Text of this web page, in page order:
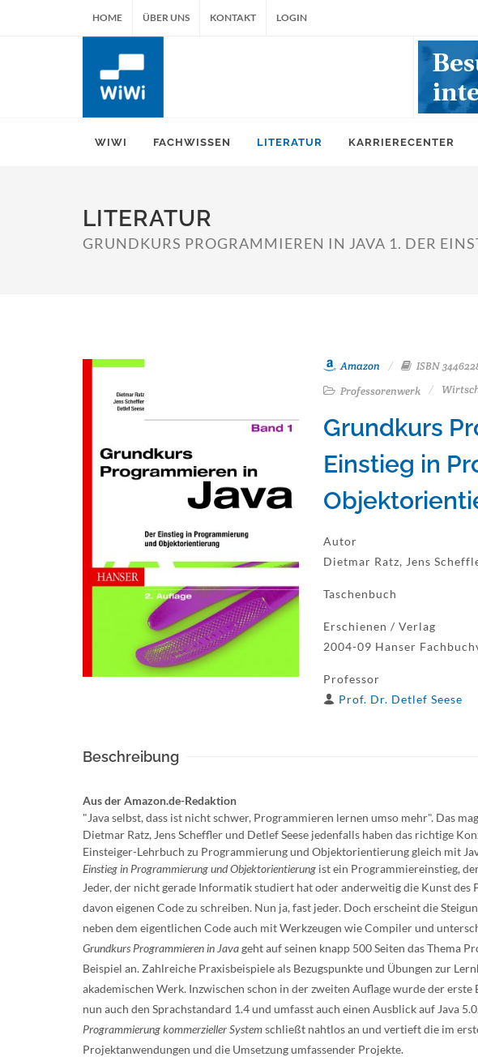
HOME ÜBER UNS KONTAKT LOGIN
WIWI FACHWISSEN LITERATUR KARRIERECENTER
LITERATUR
GRUNDKURS PROGRAMMIEREN IN JAVA 1. DER
Amazon
ISBN
Professorenwerk
Grundkurs
Einstieg in
Autor
Dietmar Ratz, Jens
Taschenbuch
Erschienen / Verlag
2004-09 Hanser
Professor
Prof. Dr. Detlef Seese
Beschreibung
Aus der Amazon.de-Redaktion
"Java selbst, dass ist nicht schwer, Programmieren lernen umso mehr". Das
Dietmar Ratz, Jens Scheffler und Detlef Seese jedenfalls haben das richtige
Einsteiger-Lehrbuch zu Programmierung und Objektorientierung gleich mit
Einstieg in Programmierung und Objektorientierung ist ein Programmiereinstieg,
Jeder, der nicht gerade Informatik studiert hat oder anderweitig die Kunst
davon eigenen Code zu schreiben. Nun ja, fast jeder. Doch erscheint die
neben dem eigentlichen Code auch mit Werkzeugen wie Compiler und
Grundkurs Programmieren in Javageht auf seinen knapp 500 Seiten das Thema
Beispiel an. Zahlreiche Praxisbeispiele als Bezugspunkte und Übungen zur
akademischen Werk. Inzwischen schon in der zweiten Auflage wurde der
nun auch den Sprachstandard 1.4 und umfasst auch einen Ausblick auf Java
Programmierung kommerzieller Systemschließt nahtlos an und vertieft die im
Projektanwendungen und die Umsetzung umfassender Projekte.